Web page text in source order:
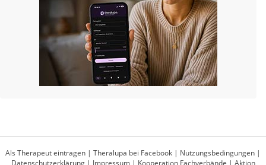
Als Therapeut eintragen | Theralupa bei Facebook | Nutzungsbedingungen |
Datenschutzerklärung| Impressum| Kooperation Fachverbände | Aktion